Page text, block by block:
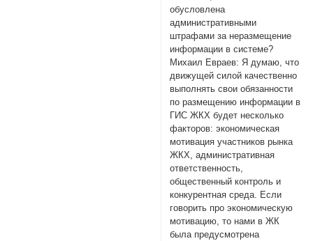
обусловлена
административными
штрафами за неразмещение
информации в системе?
Михаил Евраев: Я думаю, что
движущей силой качественно
выполнять свои обязанности
по размещению информации в
ГИС ЖКХ будет несколько
факторов: экономическая
мотивация участников рынка
ЖКХ, административная
ответственность,
общественный контроль и
конкурентная среда. Если
говорить про экономическую
мотивацию, то нами в ЖК
была предусмотрена